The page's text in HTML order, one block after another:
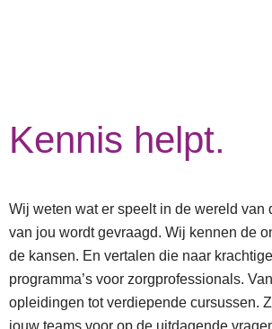
Kennis helpt.
Wij weten wat er speelt in de wereld van
van jou wordt gevraagd. Wij kennen de
de kansen. En vertalen die naar
programma’s voor zorgprofessionals.
opleidingen tot verdiepende cursussen.
jouw teams voor op de uitdagende